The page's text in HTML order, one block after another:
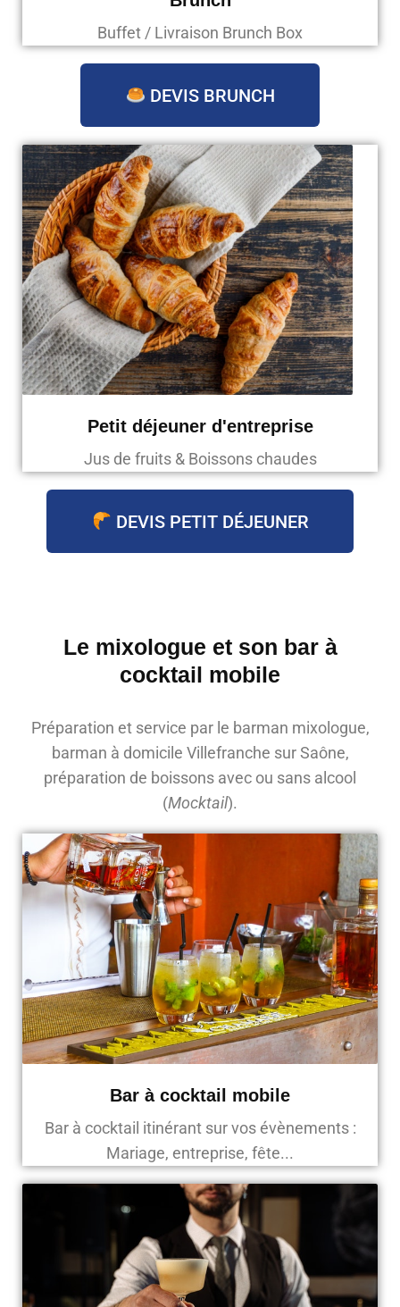
Buffet / Livraison Brunch Box
DEVIS BRUNCH
Petit déjeuner d'entreprise
Jus de fruits & Boissons chaudes
DEVIS PETIT DÉJEUNER
Le mixologue et son bar à
cocktail mobile
Préparation et service par le barman mixologue,
barman à domicile Villefranche sur Saône,
préparation de boissons avec ou sans alcool
(Mocktail).
Bar à cocktail mobile
Bar à cocktail itinérant sur vos évènements :
Mariage, entreprise, fête...